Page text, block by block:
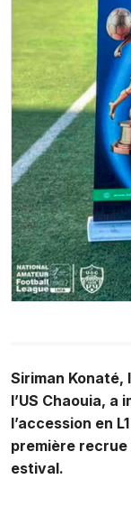
Siriman Konaté,
l’US Chaouia,
l’accession en
première
estival.